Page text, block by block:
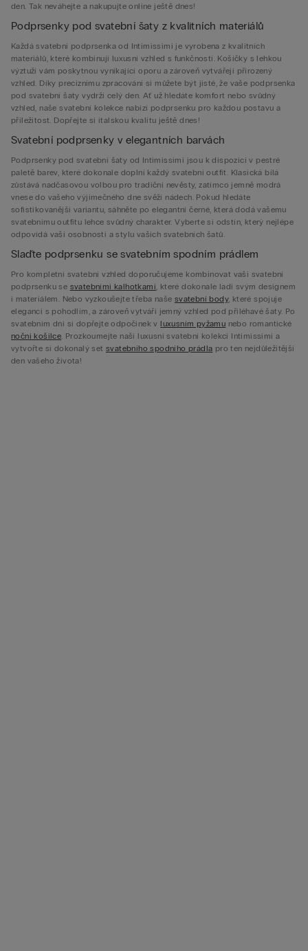
den. Tak neváhejte a nakupujte online ještě dnes!
Podprsenky pod svatební šaty z kvalitních materiálů
Každá svatební podprsenka od Intimissimi je vyrobena z kvalitních
materiálů, které kombinují luxusní vzhled s funkčností. Košíčky s lehkou
výztuží vám poskytnou vynikající oporu a zároveň vytvářejí přirozený
vzhled. Díky preciznímu zpracování si můžete být jisté, že vaše podprsenka
pod svatební šaty vydrží celý den. Ať už hledáte komfort nebo svůdný
vzhled, naše svatební kolekce nabízí podprsenku pro každou postavu a
příležitost. Dopřejte si italskou kvalitu ještě dnes!
Svatební podprsenky v elegantních barvách
Podprsenky pod svatební šaty od Intimissimi jsou k dispozici v pestré
paletě barev, které dokonale doplní každý svatební outfit. Klasická bílá
zůstává nadčasovou volbou pro tradiční nevěsty, zatímco jemně modrá
vnese do vašeho výjimečného dne svěží nádech. Pokud hledáte
sofistikovanější variantu, sáhněte po elegantní černé, která dodá vašemu
svatebnímu outfitu lehce svůdný charakter. Vyberte si odstín, který nejlépe
odpovídá vaší osobnosti a stylu vašich svatebních šatů.
Slaďte podprsenku se svatebním spodním prádlem
Pro kompletní svatební vzhled doporučujeme kombinovat vaši svatební
podprsenku se svatebními kalhotkami, které dokonale ladí svým designem
i materiálem. Nebo vyzkoušejte třeba naše svatební body, které spojuje
eleganci s pohodlím, a zároveň vytváří jemný vzhled pod přiléhavé šaty. Po
svatebním dni si dopřejte odpočinek vluxusním pyžamu nebo romantické
noční košilce. Prozkoumejte naší luxusní svatební kolekci Intimissimi a
vytvořte si dokonalý setsvatebního spodního prádla pro ten nejdůležitější
den vašeho života!